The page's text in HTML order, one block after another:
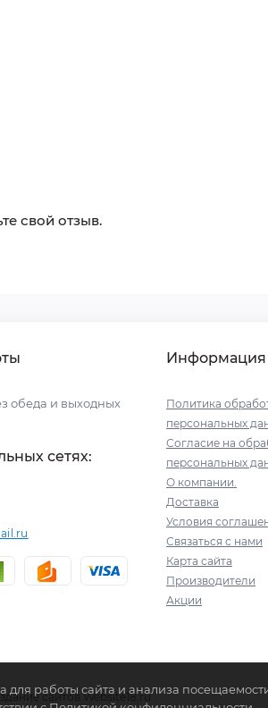
свой отзыв.
обеда и выходных
сетях:
Информация
Политика
персональных
Согласие на
персональных
О компании.
Доставка
Условия
Связаться с нами
Карта сайта
Производители
Акции
сайтовWebsite18.ru
работы сайта и анализа